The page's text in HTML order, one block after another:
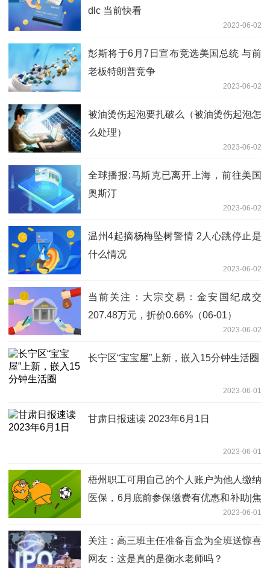
dlc 当前快看
2023-06-02
彭斯将于6月7日宣布竞选美国总统 与前
老板特朗普竞争
2023-06-02
被油烫伤起泡要扎破么（被油烫伤起泡怎
么处理）
2023-06-02
全球播报:马斯克已离开上海，前往美国
奥斯汀
2023-06-02
温州4起摘杨梅坠树警情 2人心跳停止是
什么情况
2023-06-02
当前关注：大宗交易：金安国纪成交
207.48万元，折价0.66%（06-01）
2023-06-02
长宁区“宝宝屋”上新，嵌入15分钟生活圈
2023-06-01
甘肃日报速读 2023年6月1日
2023-06-01
梧州职工可用自己的个人账户为他人缴纳
医保，6月底前参保缴费有优惠和补助|焦
2023-06-01
关注：高三班主任准备盲盒为全班送惊喜
网友：这是真的是衡水老师吗？